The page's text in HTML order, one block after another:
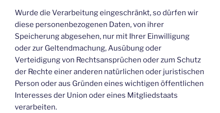
Wurde die Verarbeitung eingeschränkt, so dürfen wir
diese personenbezogenen Daten, von ihrer
Speicherung abgesehen, nur mit Ihrer Einwilligung
oder zur Geltendmachung, Ausübung oder
Verteidigung von Rechtsansprüchen oder zum Schutz
der Rechte einer anderen natürlichen oder juristischen
Person oder aus Gründen eines wichtigen öffentlichen
Interesses der Union oder eines Mitgliedstaats
verarbeiten.